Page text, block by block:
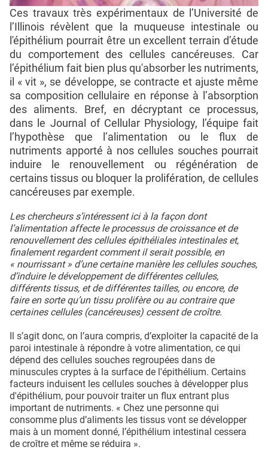
Ces travaux très expérimentaux de l’Université de
l’Illinois révèlent que la muqueuse intestinale ou
l'épithélium pourrait être un excellent terrain d’étude
du comportement des cellules cancéreuses. Car
l’épithélium fait bien plus qu'absorber les nutriments,
il « vit », se développe, se contracte et ajuste même
sa composition cellulaire en réponse à l’absorption
des aliments. Bref, en décryptant ce processus,
dans le Journal of Cellular Physiology, l’équipe fait
l’hypothèse que l’alimentation ou le flux de
nutriments apporté à nos cellules souches pourrait
induire le renouvellement ou régénération de
certains tissus ou bloquer la prolifération, de cellules
cancéreuses par exemple.
Les chercheurs s’intéressent ici à la façon dont
l’alimentation affecte le processus de croissance et de
renouvellement des cellules épithéliales intestinales et,
finalement regardent comment il serait possible, en
« nourrissant » d’une certaine manière les cellules souches,
d’induire le développement de différentes cellules,
différents tissus, et de différentes tailles, ou encore, de
faire en sorte qu’un tissu prolifère ou au contraire que
certaines cellules (cancéreuses) cessent de croître.
Il s’agit donc, on l’aura compris, d’exploiter la capacité de la
paroi intestinale à répondre à votre alimentation, ce qui
dépend des cellules souches regroupées dans de
minuscules cryptes à la surface de l'épithélium. Certains
facteurs induisent les cellules souches à développer plus
d'épithélium, pour pouvoir traiter un flux entrant plus
important de nutriments. « Chez une personne qui
consomme plus d’aliments les tissus vont se développer
mais à un moment donné, l’épithélium intestinal cessera
de croître et même se réduira ».